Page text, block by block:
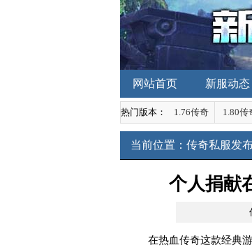
网站首页 新服动态
热门版本： 1.76传奇 1.80传
当前位置： 传奇私服发
个人捐献
在热血传奇这款经典